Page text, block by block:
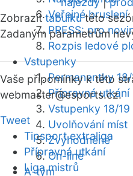
Veřejné bruslení
PRESS: pro
Rozpis ledové
Vstupenky
Permanentky 18/
Přípravná utkání
Vstupenky 18/19
Uvolňování míst
Zvýhodněné
On-line
A-tým
Zobrazittabulkutéto
Zadaným parametrům
Vaše připomínky k této
webmaster@esports.cz.
Tweet
Tipsport extraliga
Přípravná utkání
Liga mistrů